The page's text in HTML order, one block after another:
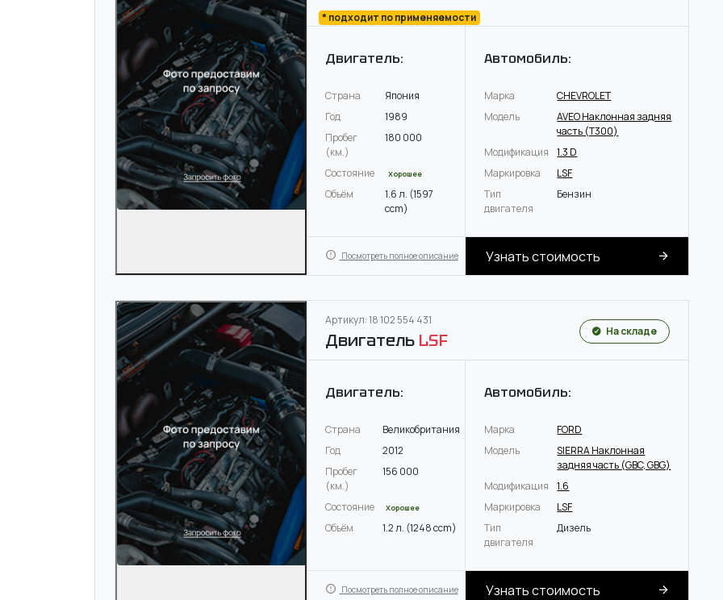
* подходит по применяемости
Двигатель:
Страна
Япония
Год
1989
Пробег
(км.)
180 000
Состояние Хорошее
Объём
1.6 л. (1597
ccm)
Автомобиль:
Марка
CHEVROLET
Модель
AVEO Наклонная задняя
часть (T300)
Модификация
1.3 D
Маркировка
LSF
Тип
двигателя
Бензин
Посмотреть полное описание Узнать стоимость
Артикул: 18 102 554 431
Двигатель LSF На складе
Двигатель:
Страна
Великобритания
Год
2012
Пробег
(км.)
156 000
Состояние Хорошее
Объём 1.2 л. (1248 ccm)
Автомобиль:
Марка
FORD
Модель
SIERRA Наклонная
задняя часть (GBC, GBG)
Модификация
1.6
Маркировка
LSF
Тип
двигателя
Дизель
Посмотреть полное описание Узнать стоимость